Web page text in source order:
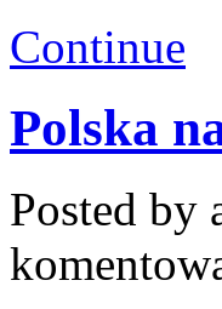
Continue
Polska
Posted by